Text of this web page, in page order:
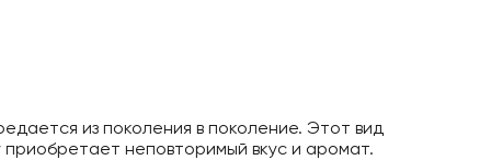
из поколения в поколение. Этот вид
неповторимый вкус и аромат.